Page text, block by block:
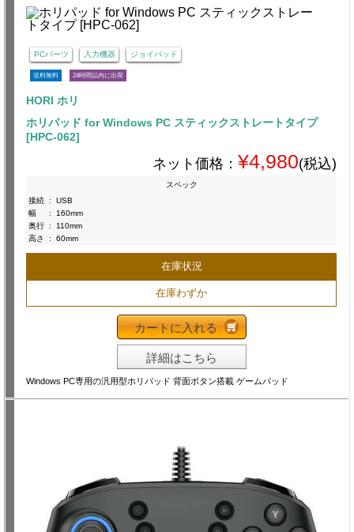
PCパーツ 入力機器 ジョイパッド
送料無料 24時間以内に出荷
HORI ホリ
ホリパッド for Windows PC スティックストレートタイプ
[HPC-062]
ネット価格： ¥4,980(税込)
スペック
接続 :
USB
幅
:
160mm
奥行 :
110mm
高さ
: 60mm
在庫状況
在庫わずか
カートに入れる
詳細はこちら
Windows PC専用の汎用型ホリパッド 背面ボタン搭載 ゲームパッド